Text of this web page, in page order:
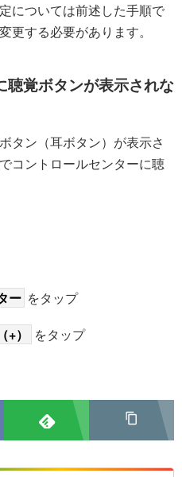
については前述した手順で
更する必要があります。
聴覚ボタンが表示されな
タン（耳ボタン）が表示さ
コントロールセンターに聴
ー をタップ
） をタップ